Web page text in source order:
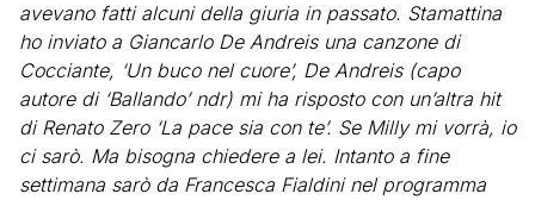
avevano fatti alcuni della giuria in passato. Stamattina
ho inviato a Giancarlo De Andreis una canzone di
Cocciante, ‘Un buco nel cuore’, De Andreis (capo
autore di ‘Ballando’ ndr) mi ha risposto con un’altra hit
di Renato Zero ‘La pace sia con te’. Se Milly mi vorrà, io
ci sarò. Ma bisogna chiedere a lei. Intanto a fine
settimana sarò da Francesca Fialdini nel programma